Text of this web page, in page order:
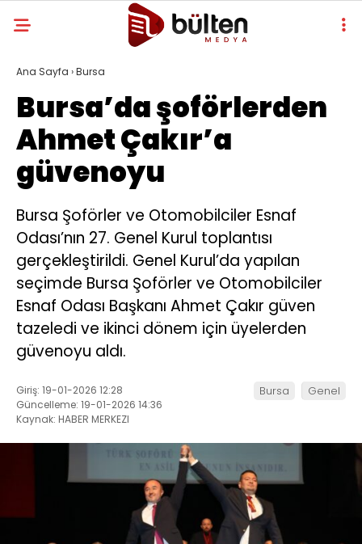
Ana Sayfa ›Bursa
Bursa’da şoförlerden
Ahmet Çakır’a
güvenoyu
Bursa Şoförler ve Otomobilciler Esnaf
Odası’nın 27. Genel Kurul toplantısı
gerçekleştirildi. Genel Kurul’da yapılan
seçimde Bursa Şoförler ve Otomobilciler
Esnaf Odası Başkanı Ahmet Çakır güven
tazeledi ve ikinci dönem için üyelerden
güvenoyu aldı.
Giriş: 19-01-2026 12:28
Güncelleme: 19-01-2026 14:36
Kaynak: HABER MERKEZI
Bursa Genel